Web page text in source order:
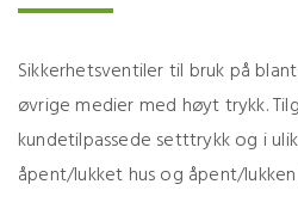
Sikkerhetsventiler til bruk på
øvrige medier med høyt trykk.
kundetilpassede setttrykk og i
åpent/lukket hus og åpent/